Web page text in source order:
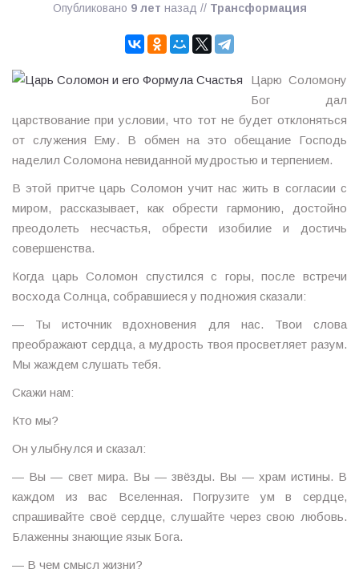
Опубликовано 9 лет назад // Трансформация
Царю Соломону
Бог дал
царствование при условии, что тот не будет отклоняться
от служения Ему. В обмен на это обещание Господь
наделил Соломона невиданной мудростью и терпением.
В этой притче царь Соломон учит нас жить в согласии с
миром, рассказывает, как обрести гармонию, достойно
преодолеть несчастья, обрести изобилие и достичь
совершенства.
Когда царь Соломон спустился с горы, после встречи
восхода Солнца, собравшиеся у подножия сказали:
— Ты источник вдохновения для нас. Твои слова
преображают сердца, а мудрость твоя просветляет разум.
Мы жаждем слушать тебя.
Скажи нам:
Кто мы?
Он улыбнулся и сказал:
— Вы — свет мира. Вы — звёзды. Вы — храм истины. В
каждом из вас Вселенная. Погрузите ум в сердце,
спрашивайте своё сердце, слушайте через свою любовь.
Блаженны знающие язык Бога.
— В чем смысл жизни?